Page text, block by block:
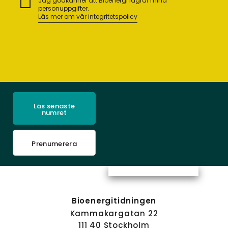
personuppgifter.
Läs mer om vår integritetspolicy
Läs senaste
numret
Prenumerera
Bioenergitidningen
Kammakargatan 22
111 40 Stockholm